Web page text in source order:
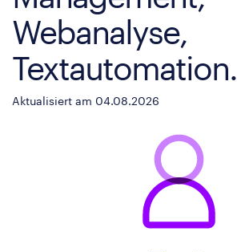
Webanalyse,
Textautomation.
Aktualisiert am 04.08.2026